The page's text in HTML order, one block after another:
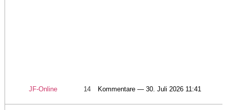
JF-Online 14 Kommentare — 30. Juli 2026 11:41